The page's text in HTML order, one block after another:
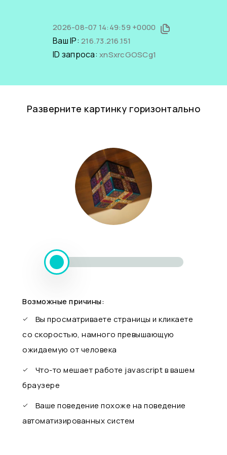
2026-08-07 14:49:59 +0000
Ваш IP: 216.73.216.151
ID запроса: xnSxrcGOSCg1
Разверните картинку горизонтально
Возможные причины:
Вы просматриваете страницы и кликаете
со скоростью, намного превышающую
ожидаемую от человека
Что-то мешает работе javascript в вашем
браузере
Ваше поведение похоже на поведение
автоматизированных систем